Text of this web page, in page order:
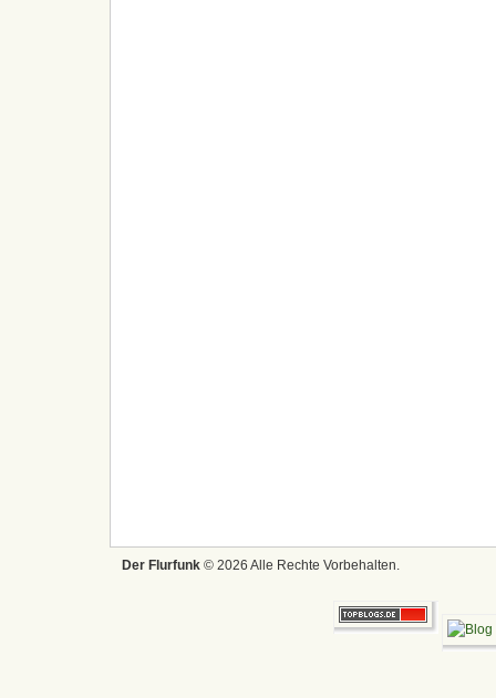
Der Flurfunk © 2026 Alle Rechte Vorbehalten.